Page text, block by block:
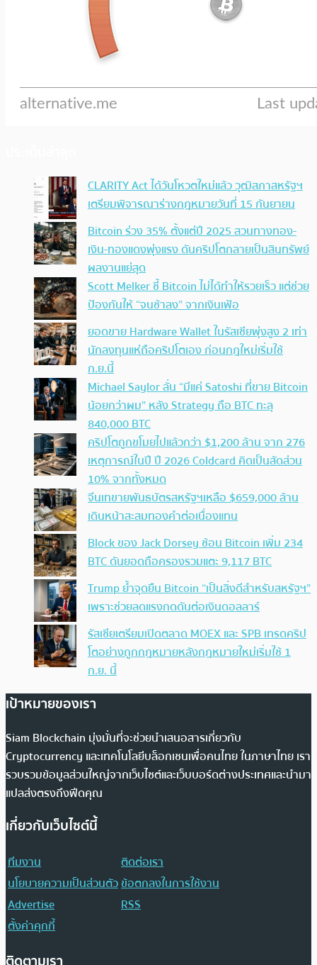
CLARITY Act ได้วันโหวตใหม่แล้ว วุฒิสภาสหรัฐฯ
เตรียมพิจารณาร่างกฎหมายวันที่ 15 กันยายน
Bitcoin ร่วง 35% ตั้งแต่ปี 2025 สวนทางทอง-
เงิน-ทองแดงพุ่งแรง ดันคริปโตกลายเป็นสินทรัพย์
ผลงานแย่สุด
Scott Melker ชี้ Bitcoin ไม่ได้ทำให้รวยเร็ว แต่ช่วย
ป้องกันให้ “จนช้าลง” จากเงินเฟ้อ
ยอดขาย Hardware Wallet ในรัสเซียพุ่งสูง 2 เท่า
นักลงทุนแห่ถือคริปโตเอง ก่อนกฎใหม่เริ่มใช้
ก.ย.นี้
Michael Saylor ลั่น “มีแค่ Satoshi ที่ขาย Bitcoin
น้อยกว่าผม” หลัง Strategy ถือ BTC ทะลุ
840,000 BTC
คริปโตถูกขโมยไปแล้วกว่า $1,200 ล้าน จาก 276
เหตุการณ์ในปี ปี 2026 Coldcard คิดเป็นสัดส่วน
10% จากทั้งหมด
จีนเทขายพันธบัตรสหรัฐฯเหลือ $659,000 ล้าน
เดินหน้าสะสมทองคำต่อเนื่องแทน
Block ของ Jack Dorsey ช้อน Bitcoin เพิ่ม 234
BTC ดันยอดถือครองรวมแตะ 9,117 BTC
Trump ย้ำจุดยืน Bitcoin “เป็นสิ่งดีสำหรับสหรัฐฯ”
เพราะช่วยลดแรงกดดันต่อเงินดอลลาร์
รัสเซียเตรียมเปิดตลาด MOEX และ SPB เทรดคริป
โตอย่างถูกกฎหมายหลังกฎหมายใหม่เริ่มใช้ 1
ก.ย. นี้
เป้าหมายของเรา
Siam Blockchain มุ่งมั่นที่จะช่วยนำเสนอสารเกี่ยวกับ
Cryptocurrency และเทคโนโลยีบล็อกเชนเพื่อคนไทย ในภาษาไทย เรา
รวบรวมข้อมูลส่วนใหญ่จากเว็บไซต์และเว็บบอร์ดต่างประเทศและนำมา
แปลส่งตรงถึงฟีดคุณ
เกี่ยวกับเว็บไซต์นี้
ทีมงาน
ติดต่อเรา
นโยบายความเป็นส่วนตัวข้อตกลงในการใช้งาน
Advertise
RSS
ตั้งค่าคุกกี้